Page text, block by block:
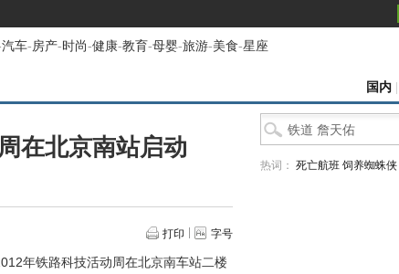
汽车-房产-时尚-健康-教育-母婴-旅游-美食-星座
国内
在北京南站启动
打印 字号
年铁路科技活动周在北京南车站二楼
热词： 死亡航班 饲养蜘蛛侠